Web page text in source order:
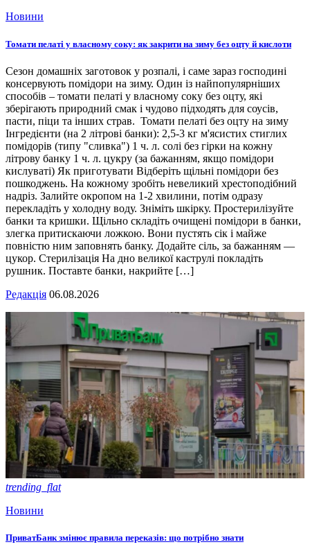
Новини
Томати пелаті у власному соку: як закрити на зиму без оцту й кислоти
Сезон домашніх заготовок у розпалі, і саме зараз господині
консервують помідори на зиму. Один із найпопулярніших
способів – томати пелаті у власному соку без оцту, які
зберігають природний смак і чудово підходять для соусів,
пасти, піци та інших страв. Томати пелаті без оцту на зиму
Інгредієнти (на 2 літрові банки): 2,5-3 кг м'ясистих стиглих
помідорів (типу "сливка") 1 ч. л. солі без гірки на кожну
літрову банку 1 ч. л. цукру (за бажанням, якщо помідори
кислуваті) Як приготувати Відберіть щільні помідори без
пошкоджень. На кожному зробіть невеликий хрестоподібний
надріз. Залийте окропом на 1-2 хвилини, потім одразу
перекладіть у холодну воду. Зніміть шкірку. Простерилізуйте
банки та кришки. Щільно складіть очищені помідори в банки,
злегка притискаючи ложкою. Вони пустять сік і майже
повністю ним заповнять банку. Додайте сіль, за бажанням —
цукор. Стерилізація На дно великої каструлі покладіть
рушник. Поставте банки, накрийте […]
Редакція 06.08.2026
trending_flat
Новини
ПриватБанк змінює правила переказів: що потрібно знати